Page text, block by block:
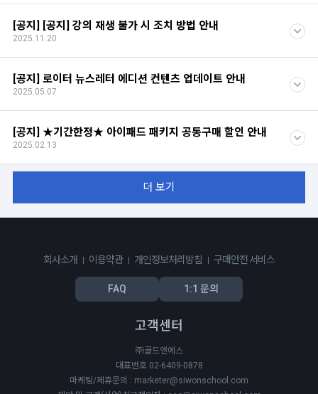
[공지] [공지] 강의 재생 불가 시 조치 방법 안내
2025.11.20
[공지] 로이터 뉴스레터 에디션 컨텐츠 업데이트 안내
2025.05.07
[공지] ★기간한정★ 아이패드 패키지 공동구매 할인 안내
2025.02.13
더 보기
회사소개 이용약관 개인정보처리방침 구매안전 서비스
FAQ 1:1 문의
고객센터
㈜골드앤에스
대표번호 02-6409-0878
마케팅/제휴문의 : marketer@siwonschool.com